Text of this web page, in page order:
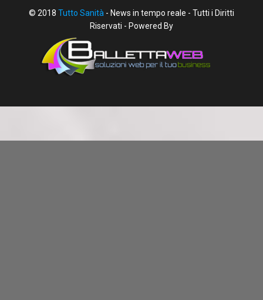
© 2018 Tutto Sanità - News in tempo reale - Tutti i Diritti
Riservati - Powered By